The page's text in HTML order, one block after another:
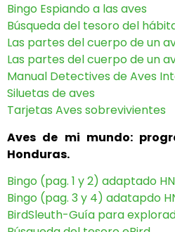
Bingo Espiando a las aves
Búsqueda del tesoro del
Las partes del cuerpo de un
Las partes del cuerpo de un
Manual Detectives de Aves
Siluetas de aves
Tarjetas Aves sobrevivientes
Aves de mi mundo:
Honduras.
Bingo (pag. 1 y 2) adaptado HN
Bingo (pag. 3 y 4) adatapdo
BirdSleuth-Guía para